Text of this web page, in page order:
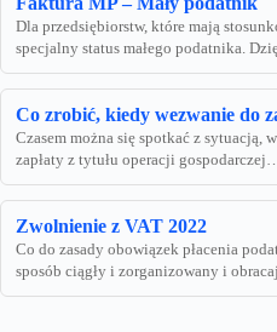
Dla przedsiębiorstw, które mają
specjalny status małego podatnika.
Co zrobić, kiedy wezwanie do
Czasem można się spotkać z sytuacją,
zapłaty z tytułu operacji gospodarczej…
Zwolnienie z VAT 2022
Co do zasady obowiązek płacenia
sposób ciągły i zorganizowany i